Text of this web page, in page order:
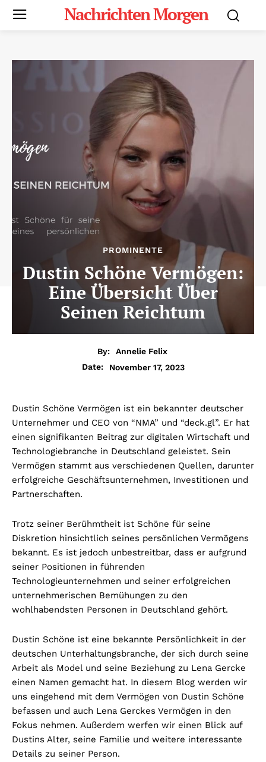
Nachrichten Morgen
PROMINENTE
Dustin Schöne Vermögen:
Eine Übersicht Über
Seinen Reichtum
By:
Annelie Felix
Date:
November 17, 2023
Dustin Schöne Vermögen ist ein bekannter deutscher
Unternehmer und CEO von “NMA” und “deck.gl”. Er hat
einen signifikanten Beitrag zur digitalen Wirtschaft und
Technologiebranche in Deutschland geleistet. Sein
Vermögen stammt aus verschiedenen Quellen, darunter
erfolgreiche Geschäftsunternehmen, Investitionen und
Partnerschaften.
Trotz seiner Berühmtheit ist Schöne für seine
Diskretion hinsichtlich seines persönlichen Vermögens
bekannt. Es ist jedoch unbestreitbar, dass er aufgrund
seiner Positionen in führenden
Technologieunternehmen und seiner erfolgreichen
unternehmerischen Bemühungen zu den
wohlhabendsten Personen in Deutschland gehört.
Dustin Schöne ist eine bekannte Persönlichkeit in der
deutschen Unterhaltungsbranche, der sich durch seine
Arbeit als Model und seine Beziehung zu Lena Gercke
einen Namen gemacht hat. In diesem Blog werden wir
uns eingehend mit dem Vermögen von Dustin Schöne
befassen und auch Lena Gerckes Vermögen in den
Fokus nehmen. Außerdem werfen wir einen Blick auf
Dustins Alter, seine Familie und weitere interessante
Details zu seiner Person.